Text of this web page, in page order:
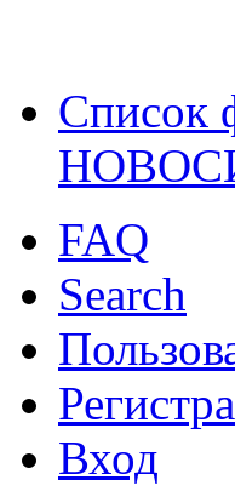
Список
FAQ
Search
Вход